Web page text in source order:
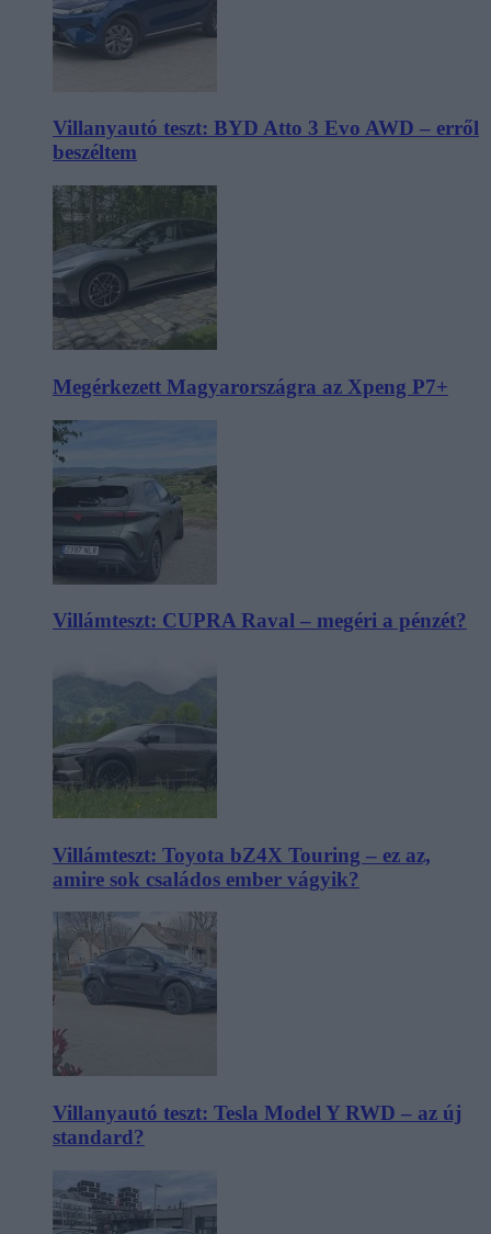
Villanyautó teszt: BYD Atto 3 Evo AWD – erről
beszéltem
Megérkezett Magyarországra az Xpeng P7+
Villámteszt: CUPRA Raval – megéri a pénzét?
Villámteszt: Toyota bZ4X Touring – ez az,
amire sok családos ember vágyik?
Villanyautó teszt: Tesla Model Y RWD – az új
standard?